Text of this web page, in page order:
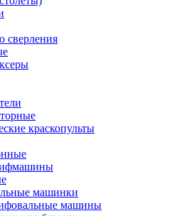
сверления
краскопульты
машинки
машины